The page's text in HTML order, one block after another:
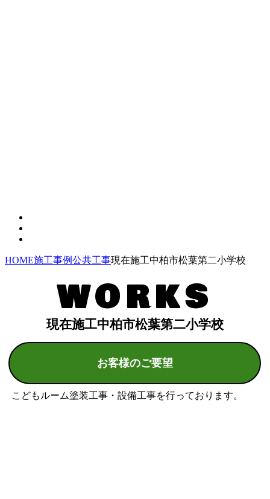
HOME施工事例公共工事現在施工中柏市松葉第二小学校
WORKS
現在施工中柏市松葉第二小学校
お客様のご要望
こどもルーム塗装工事・設備工事を行っております。